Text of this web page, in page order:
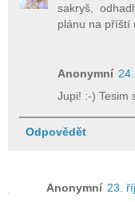
sakryš,
plánu na příští
Anonymní
Jupi! :-) Tesim
Odpovědět
Anonymní 23.